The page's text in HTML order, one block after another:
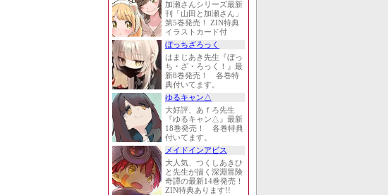
加瀬さんシリーズ最新
刊「山田と加瀬さん」
第5巻発売！ ZIN特典
イラストカード付
ぼっちざろっく
はまじあき先生『ぼっ
ち・ざ・ろっく！』最
新8巻発売！ 各巻特
典付いてます。
ゆるキャン△
大好評、あｆろ先生
『ゆるキャン△』最新
18巻発売！ 各巻特典
付いてます。
メイドインアビス
大人気、つくしあきひ
と先生が描く深淵冒険
奇譚の最新14巻発売！
ZIN特典あります!!